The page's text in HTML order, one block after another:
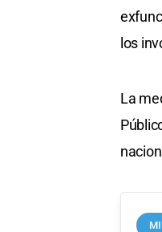
los
La